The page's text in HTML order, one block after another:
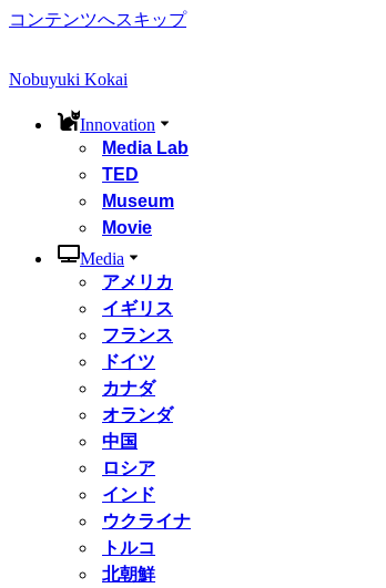
コンテンツへスキップ
Nobuyuki Kokai
Innovation
Media Lab
TED
Museum
Movie
Media
アメリカ
イギリス
フランス
ドイツ
カナダ
オランダ
中国
ロシア
インド
ウクライナ
トルコ
北朝鮮